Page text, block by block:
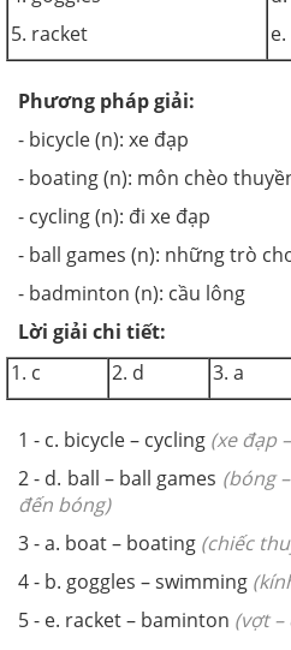
5. racket
Phương pháp giải:
- bicycle (n): xe đạp
- boating (n): môn chèo
- cycling (n): đi xe đạp
- ball games (n): những trò
- badminton (n): cầu lông
Lời giải chi tiết:
1. c
2. d 3. a
1 - c. bicycle – cycling (xe đạp
2 - d. ball – ball games (bóng
đến bóng)
3 - a. boat – boating (chiếc
4 - b. goggles – swimming
5 - e. racket – baminton (vợt –